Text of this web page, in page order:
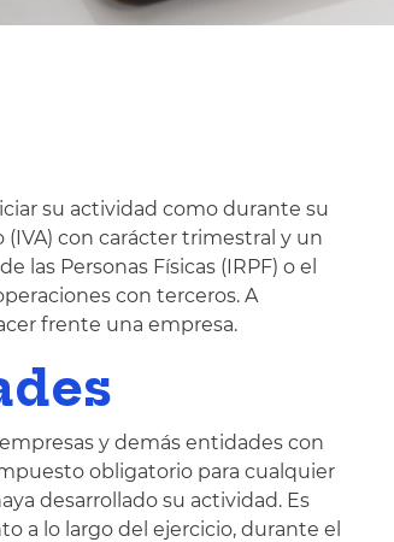
su actividad como durante su
con carácter trimestral y un
Personas Físicas (IRPF) o el
con terceros. A
frente una empresa.
y demás entidades con
obligatorio para cualquier
desarrollado su actividad. Es
a lo largo del ejercicio, durante el